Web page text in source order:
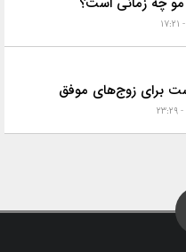
برای زوج‌های موفق